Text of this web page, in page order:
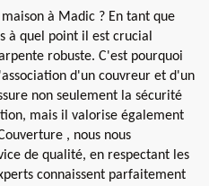
à Madic ? En tant que
à quel point il est crucial
robuste. C'est pourquoi
d'un couvreur et d'un
non seulement la sécurité
mais il valorise également
, nous nous
de qualité, en respectant les
connaissent parfaitement